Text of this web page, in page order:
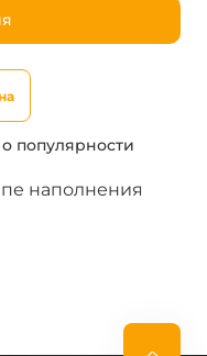
популярности
наполнения